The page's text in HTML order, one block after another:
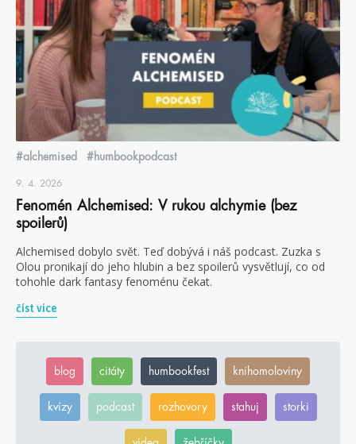
#alchemised #humbookpodcast
9. 4. 2026
Fenomén Alchemised: V rukou alchymie (bez
spoilerů)
Alchemised dobylo svět. Teď dobývá i náš podcast. Zuzka s
Olou pronikají do jeho hlubin a bez spoilerů vysvětlují, co od
tohohle dark fantasy fenoménu čekat.
číst více
blog citáty humbookfest knihomoloviny
kvízy podcast rozhovory stahuj storki